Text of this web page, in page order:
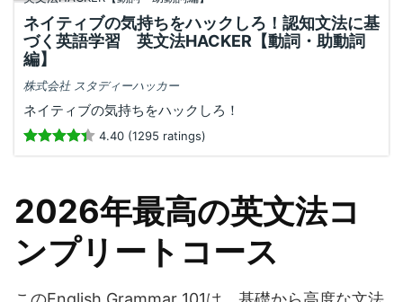
ネイティブの気持ちをハックしろ！認知文法に基
づく英語学習 英文法HACKER【動詞・助動詞
編】
株式会社 スタディーハッカー
ネイティブの気持ちをハックしろ！
4.40 (1295 ratings)
2026年最高の英文法コ
ンプリートコース